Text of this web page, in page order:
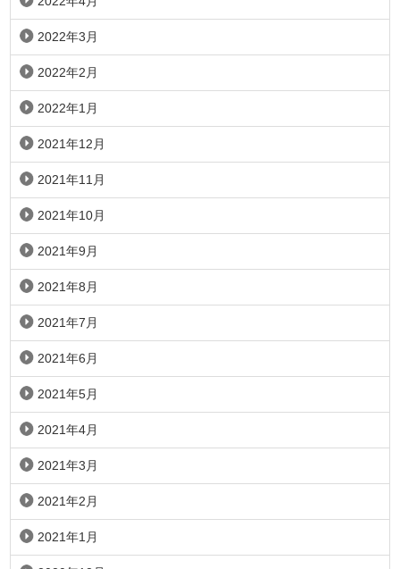
2022年3月
2022年2月
2022年1月
2021年12月
2021年11月
2021年10月
2021年9月
2021年8月
2021年7月
2021年6月
2021年5月
2021年4月
2021年3月
2021年2月
2021年1月